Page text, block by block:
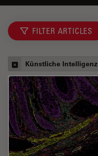
FILTER ARTICLES
Künstliche Intelligenz